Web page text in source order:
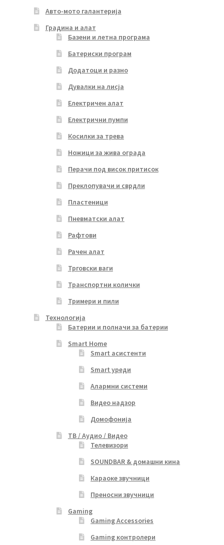
Авто-мото галантерија
Градина и алат
Базени и летна програма
Батериски програм
Додатоци и разно
Дувалки на лисја
Електричен алат
Електрични пумпи
Косилки за трева
Ножици за жива ограда
Перачи под висок притисок
Преклопувачи и сврдли
Пластеници
Пневматски алат
Рафтови
Рачен алат
Трговски ваги
Транспортни колички
Тримери и пили
Технологија
Батерии и полначи за батерии
Smart Home
Smart асистенти
Smart уреди
Алармни системи
Видео надзор
Домофонија
ТВ / Аудио / Видео
Телевизори
SOUNDBAR & домашни кина
Караоке звучници
Преносни звучници
Gaming
Gaming Accessories
Gaming контролери